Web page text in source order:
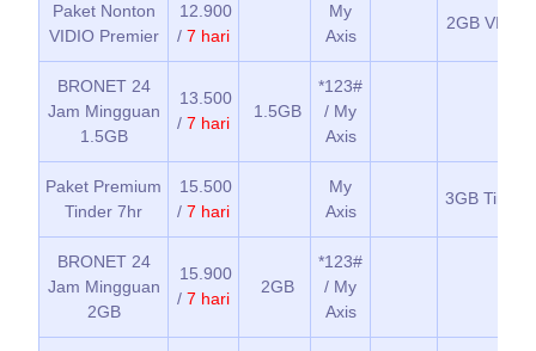
Paket Nonton
VIDIO Premier
12.900
/ 7 hari
My
Axis
2GB VIDIO
BRONET 24
Jam Mingguan
1.5GB
13.500
/ 7 hari
1.5GB
*123#
/ My
Axis
Paket Premium
Tinder 7hr
15.500
/ 7 hari
My
Axis
3GB Tinder
BRONET 24
Jam Mingguan
2GB
15.900
/ 7 hari
2GB
*123#
/ My
Axis